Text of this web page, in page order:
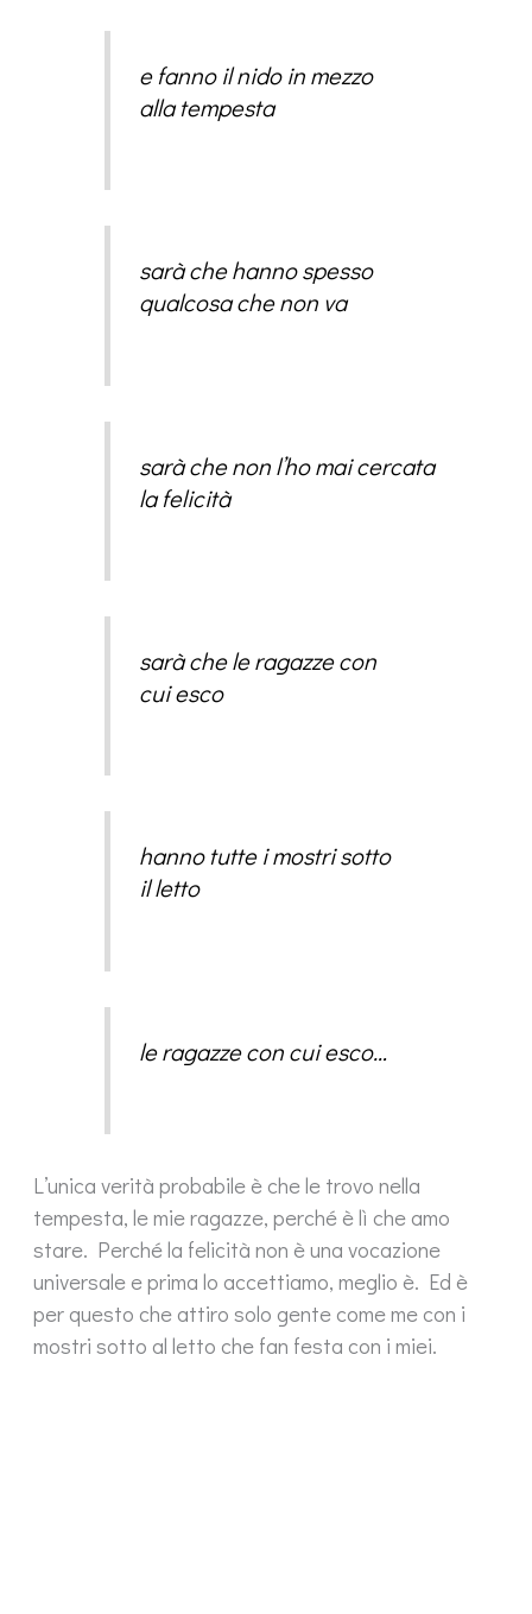
e fanno il nido in mezzo
alla tempesta
sarà che hanno spesso
qualcosa che non va
sarà che non l’ho mai cercata
la felicità
sarà che le ragazze con
cui esco
hanno tutte i mostri sotto
il letto
le ragazze con cui esco…
L’unica verità probabile è che le trovo nella
tempesta, le mie ragazze, perché è lì che amo
stare. Perché la felicità non è una vocazione
universale e prima lo accettiamo, meglio è. Ed è
per questo che attiro solo gente come me con i
mostri sotto al letto che fan festa con i miei.